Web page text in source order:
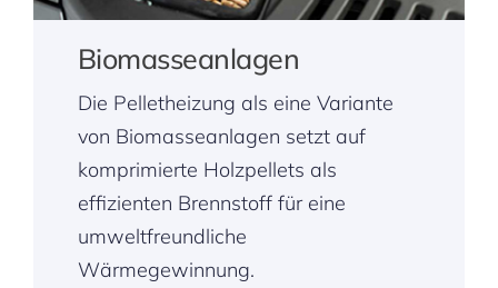
Biomasseanlagen
Die Pelletheizung als eine Variante
von Biomasseanlagen setzt auf
komprimierte Holzpellets als
effizienten Brennstoff für eine
umweltfreundliche
Wärmegewinnung.